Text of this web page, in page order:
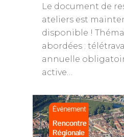
Le document de
ateliers est
disponible !
abordées :
annuelle
active…